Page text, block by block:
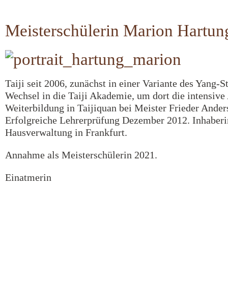
Meisterschülerin Marion
Taiji seit 2006, zunächst in einer Variante des Yang-
Wechsel in die Taiji Akademie, um dort die intensive
Weiterbildung in Taijiquan bei Meister Frieder
Erfolgreiche Lehrerprüfung Dezember 2012.
Hausverwaltung in Frankfurt.
Annahme als Meisterschülerin 2021.
Einatmerin